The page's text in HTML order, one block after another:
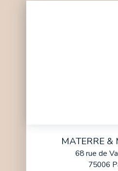
MATERRE &
68 rue de
75006